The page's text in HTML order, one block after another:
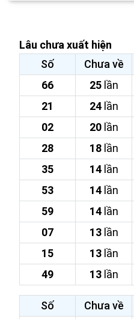
Lâu chưa xuất hiện
Số
Chưa về
66
25lần
21
24lần
02
20lần
28
18lần
35
14lần
53
14lần
59
14lần
07
13lần
15
13lần
49
13lần
Số Chưa về